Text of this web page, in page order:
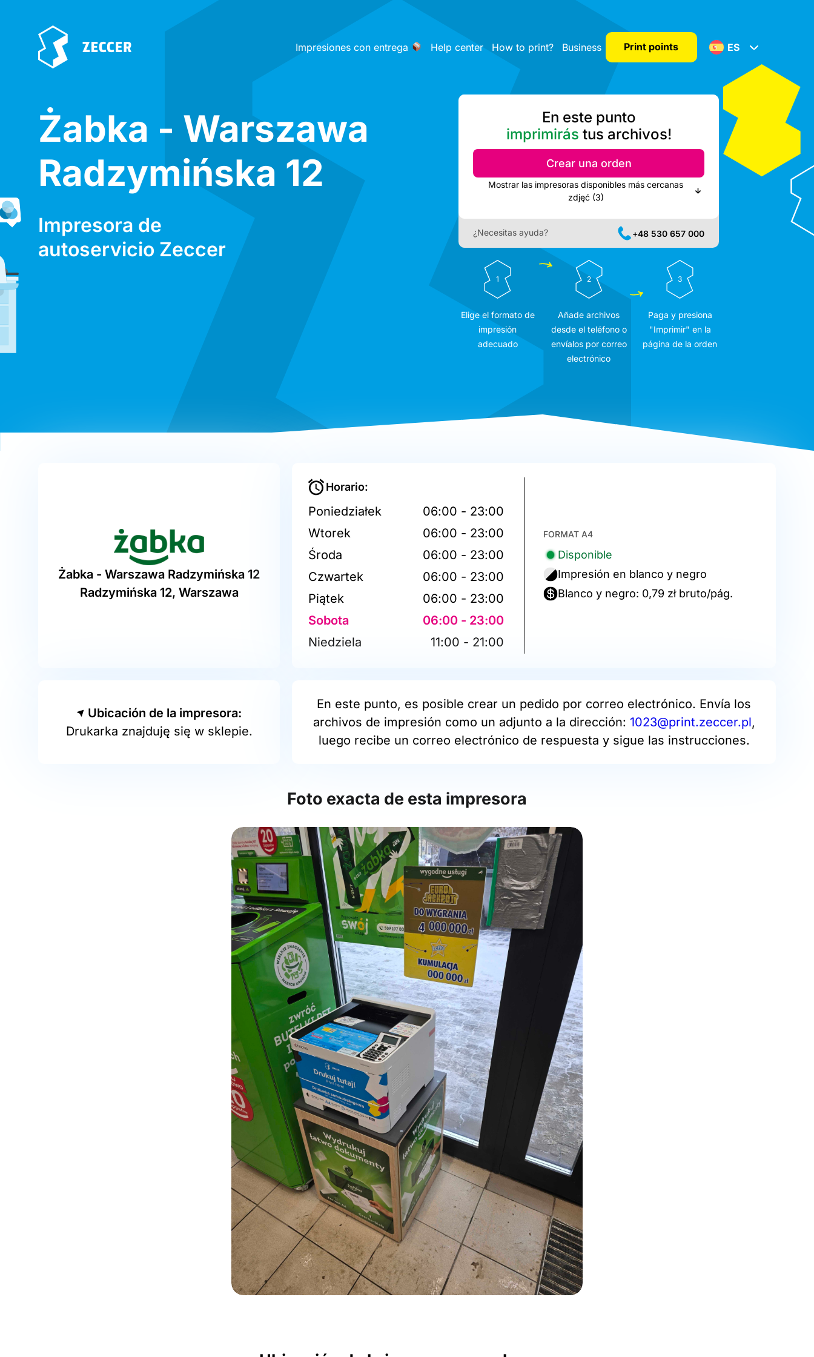
Impresiones con entrega Help center How to print? Business Print points ES
Żabka - Warszawa
Radzymińska 12
Impresora de
autoservicio Zeccer
En este punto
imprimirás tus archivos!
Crear una orden
Mostrar las impresoras disponibles más cercanas
zdjęć (3)
¿Necesitas ayuda? +48 530 657 000
1
Elige el formato de
impresión
adecuado
2
Añade archivos
desde el teléfono o
envíalos por correo
electrónico
3
Paga y presiona
"Imprimir" en la
página de la orden
Żabka - Warszawa Radzymińska 12
Radzymińska 12, Warszawa
Horario:
Poniedziałek
06:00 - 23:00
Wtorek
06:00 - 23:00
Środa
06:00 - 23:00
Czwartek
06:00 - 23:00
Piątek
06:00 - 23:00
Sobota
06:00 - 23:00
Niedziela
11:00 - 21:00
FORMAT A4
Disponible
Impresión en blanco y negro
Blanco y negro: 0,79 zł bruto/pág.
Ubicación de la impresora:
Drukarka znajduję się w sklepie.
En este punto, es posible crear un pedido por correo electrónico. Envía los
archivos de impresión como un adjunto a la dirección: 1023@print.zeccer.pl,
luego recibe un correo electrónico de respuesta y sigue las instrucciones.
Foto exacta de esta impresora